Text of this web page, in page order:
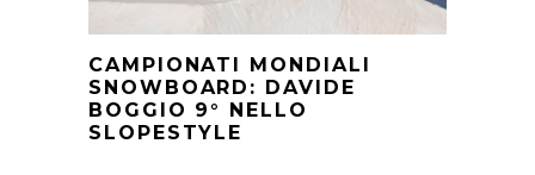
CAMPIONATI MONDIALI
SNOWBOARD: DAVIDE
BOGGIO 9° NELLO
SLOPESTYLE